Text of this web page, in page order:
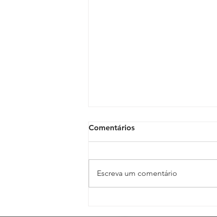
apoio a oficiais de Justiça
Comentários
Escreva um comentário